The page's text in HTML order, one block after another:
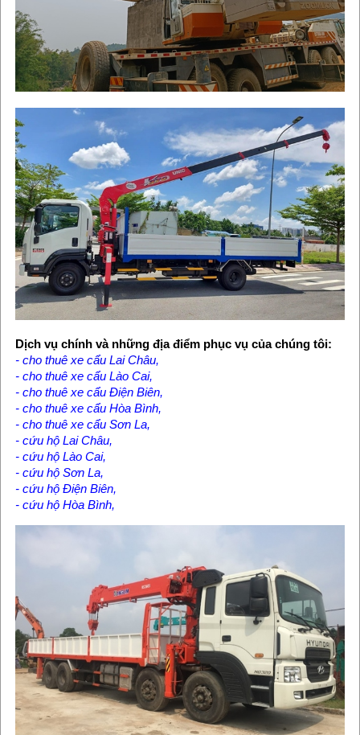
Dịch vụ chính và những địa điểm phục vụ của chúng tôi:
- cho thuê xe cẩu Lai Châu,
- cho thuê xe cẩu Lào Cai,
- cho thuê xe cẩu Điện Biên,
- cho thuê xe cẩu Hòa Bình,
- cho thuê xe cẩu Sơn La,
- cứu hộ Lai Châu,
- cứu hộ Lào Cai,
- cứu hộ Sơn La,
- cứu hộ Điện Biên,
- cứu hộ Hòa Bình,